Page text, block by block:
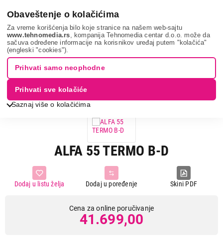
Obaveštenje o kolačićima
Za vreme korišćenja bilo koje stranice na našem web-sajtu
www.tehnomedia.rs , kompanija Tehnomedia centar d.o.o. može da
sačuva određene informacije na korisnikov uređaj putem "kolačića"
(engleski "cookies").
Saznaj više o kolačićima
Prihvati samo neophodne
Prihvati sve kolačiće
Grejanje i hlađenje Šporeti na čvrsto gorivo
Šporet na drvo i
pelet
Alfa 55 termo b...
ALFA 55 TERMO B-D
Skini PDF
Dodaj u poređenje
Dodaj u listu želja
Cena za online poručivanje
41.699,00